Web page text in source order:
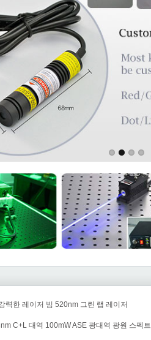
력한 레이저 빔 520nm 그린 랩 레이저
C+L 대역 100mW ASE 광대역 광원 스펙